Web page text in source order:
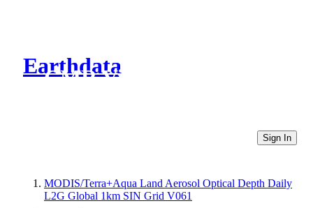
Earthdata
CMR Virtual Directories
Sign In
MODIS/Terra+Aqua Land Aerosol Optical Depth Daily
L2G Global 1km SIN Grid V061